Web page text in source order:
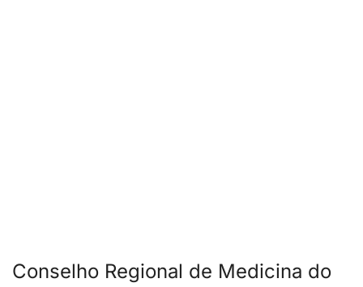
Conselho Regional de Medicina do